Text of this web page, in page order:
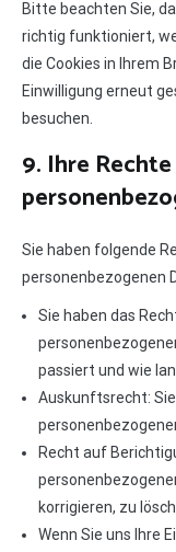
Bitte beachten Sie,
richtig funktioniert,
die Cookies in Ihrem
Einwilligung erneut
besuchen.
9. Ihre
Sie haben folgende
personenbezogenen
Sie haben das
passiert und wie
Auskunftsrecht:
Recht auf
korrigieren, zu
Wenn Sie uns Ihre